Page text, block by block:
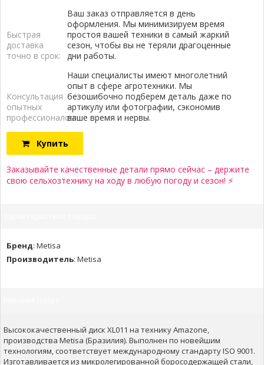
Быстрая
доставка
точно в срок:
Ваш заказ отправляется в день
оформления. Мы минимизируем время
простоя вашей техники в самый жаркий
сезон, чтобы вы не теряли драгоценные
дни работы.
Консультация
опытных
профессионалов:
Наши специалисты имеют многолетний
опыт в сфере агротехники. Мы
безошибочно подберем деталь даже по
артикулу или фотографии, сэкономив
ваше время и нервы.
Купить
Заказывайте качественные детали прямо сейчас – держите
свою сельхозтехнику на ходу в любую погоду и сезон! ⚡
Бренд: Metisa
Производитель: Metisa
Высококачественный диск XL011 на технику Amazone,
производства Metisa (Бразилия). Выполнен по новейшим
технологиям, соответствует международному стандарту ISO 9001.
Изготавливается из микролегированной боросодержащей стали,